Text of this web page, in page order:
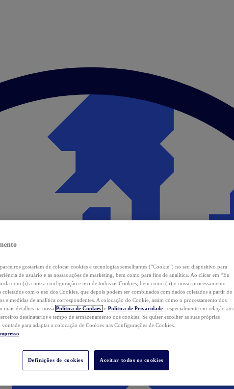
gostariam de colocar cookies e tecnologias semelhantes (“Cookie”) no seu dispositivo para
de usuário e as nossas ações de marketing, bem como para fins de analítica. Ao clicar em “Eu
com (i) a nossa configuração e uso de todos os Cookies, bem como (ii) o nosso processamento
coletados com o uso dos Cookies, que depois podem ser combinados com dados coletados a partir do
e medidas de analítica correspondentes. A colocação do Cookie, assim como o processamento dos
mais detalhes na nossa Política de Cookies e Política de Privacidade
, especialmente em relação aos
destinatários e tempo de armazenamento dos cookies. Se quiser escolher as suas próprias
vontade para adaptar a colocação de Cookies nas Configurações de Cookies.
Definições de cookies Aceitar todos os cookies